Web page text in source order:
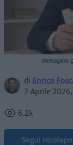
di Enrico
7 Aprile
6.2k
Immagine
Segui